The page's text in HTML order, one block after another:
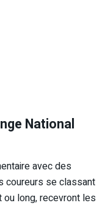
National
avec des
coureurs se classant
long, recevront les